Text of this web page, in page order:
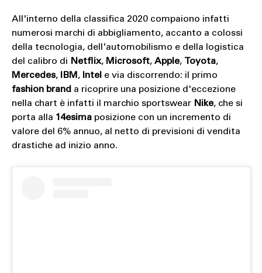
All'interno della classifica 2020 compaiono infatti
numerosi marchi di abbigliamento, accanto a colossi
della tecnologia, dell'automobilismo e della logistica
del calibro di Netflix, Microsoft, Apple, Toyota,
Mercedes, IBM , Intel e via discorrendo: il primo
fashion brand a ricoprire una posizione d'eccezione
nella chart è infatti il marchio sportswear Nike, che si
porta alla 14esimaposizione con un incremento di
valore del 6% annuo, al netto di previsioni di vendita
drastiche ad inizio anno.